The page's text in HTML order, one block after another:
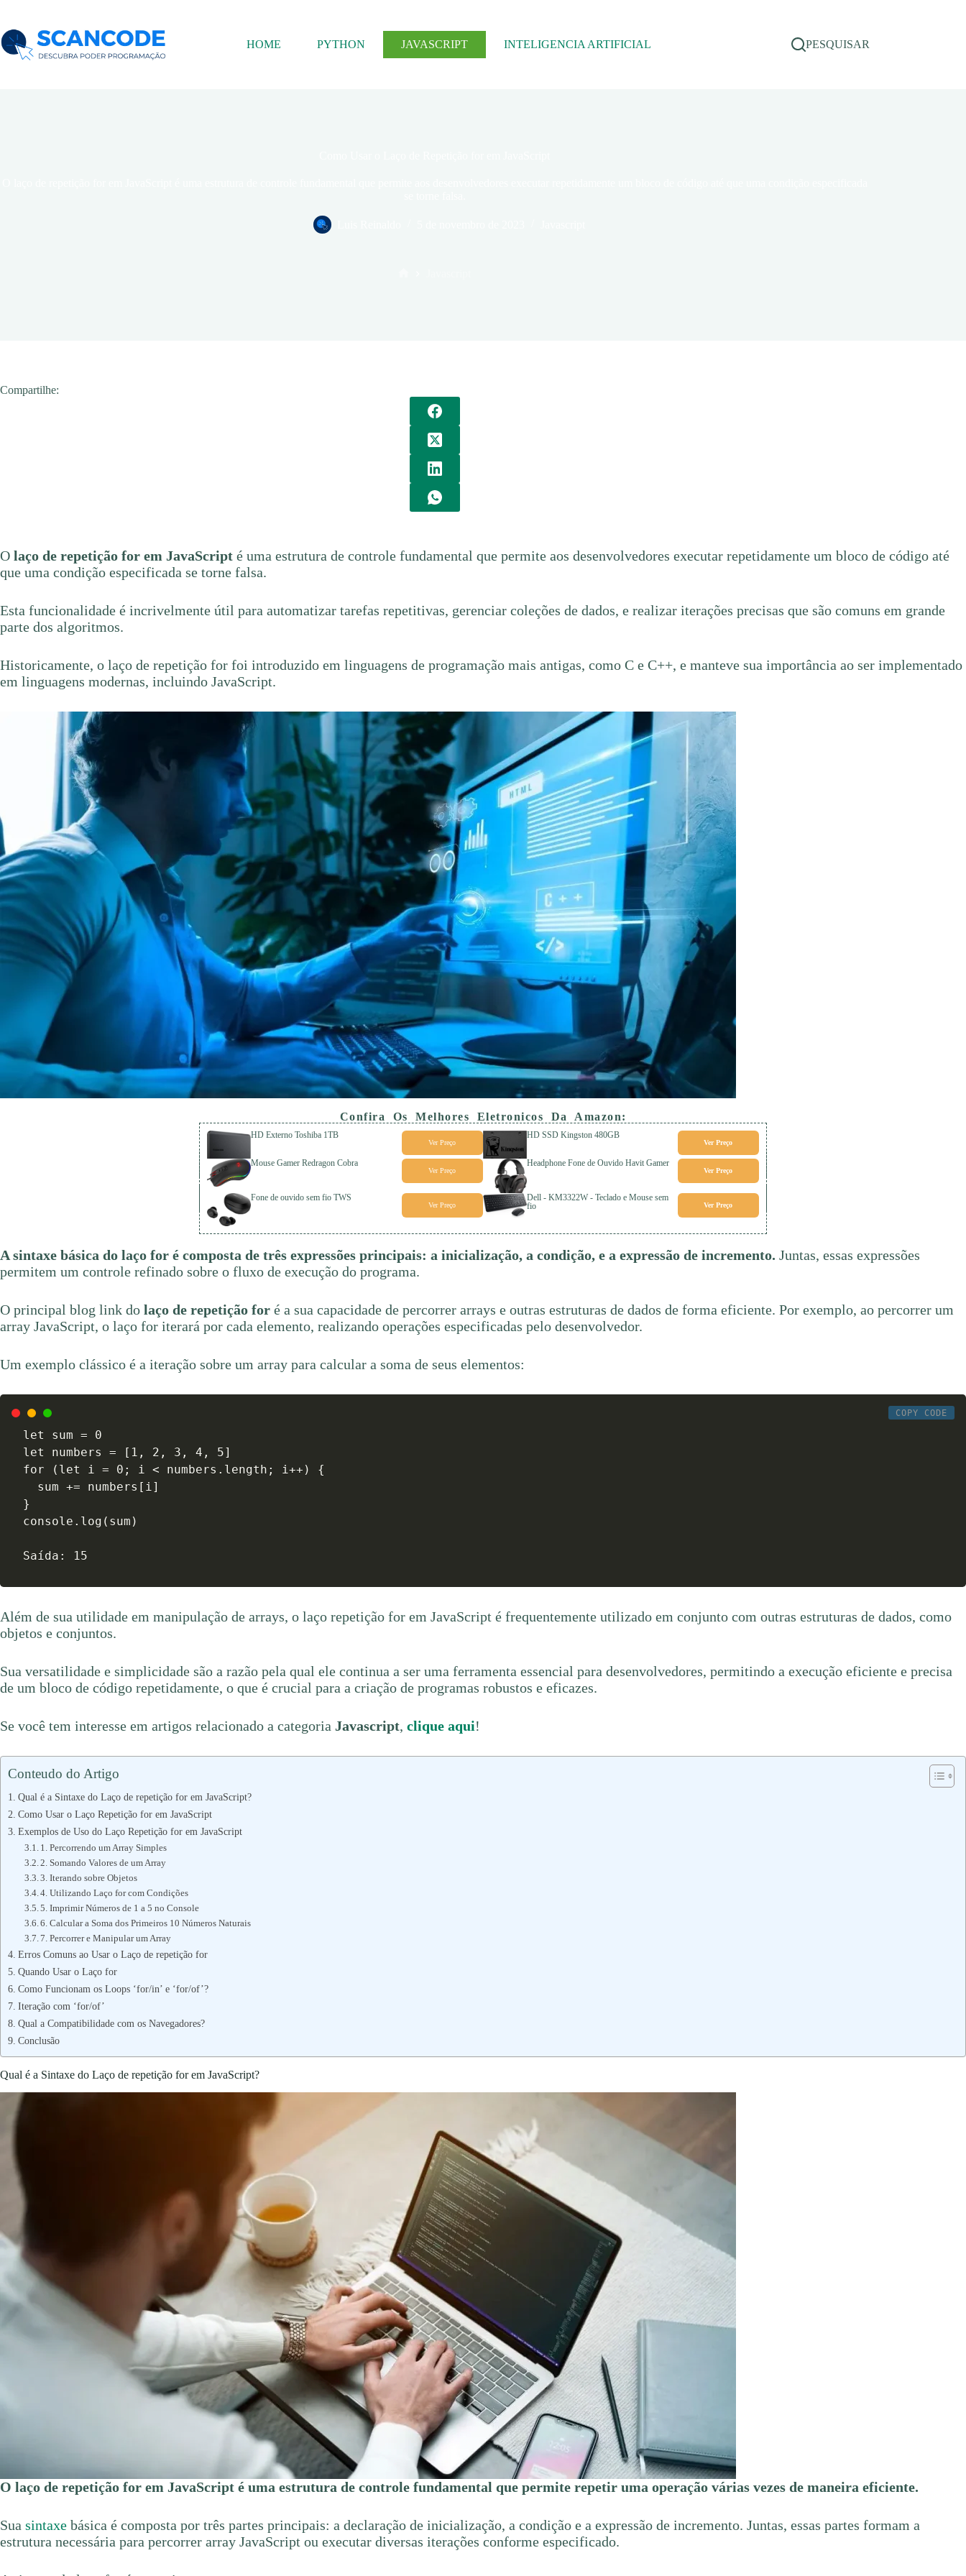
HOME PYTHON JAVASCRIPT INTELIGENCIA ARTIFICIAL PESQUISAR
Compartilhe:
O laço de repetição for em JavaScript é uma estrutura de controle fundamental que permite aos desenvolvedores executar repetidamente um bloco de código até
que uma condição especificada se torne falsa.
Esta funcionalidade é incrivelmente útil para automatizar tarefas repetitivas, gerenciar coleções de dados, e realizar iterações precisas que são comuns em grande
parte dos algoritmos.
Historicamente, o laço de repetição for foi introduzido em linguagens de programação mais antigas, como C e C++, e manteve sua importância ao ser implementado
em linguagens modernas, incluindo JavaScript.
Confira Os Melhores Eletronicos Da Amazon:
HD Externo Toshiba 1TB
Ver Preço
HD SSD Kingston 480GB
Ver Preço
Mouse Gamer Redragon Cobra
Ver Preço
Headphone Fone de Ouvido Havit Gamer
Ver Preço
Fone de ouvido sem fio TWS
Ver Preço
Dell - KM3322W - Teclado e Mouse sem
fio
Ver Preço
A sintaxe básica do laço for é composta de três expressões principais: a inicialização, a condição, e a expressão de incremento. Juntas, essas expressões
permitem um controle refinado sobre o fluxo de execução do programa.
O principal blog link do laço de repetição for é a sua capacidade de percorrer arrays e outras estruturas de dados de forma eficiente. Por exemplo, ao percorrer um
array JavaScript, o laço for iterará por cada elemento, realizando operações especificadas pelo desenvolvedor.
Um exemplo clássico é a iteração sobre um array para calcular a soma de seus elementos:
COPY CODE
let sum = 0
let numbers = [1, 2, 3, 4, 5]
for (let i = 0; i < numbers.length; i++) {
  sum += numbers[i]
}
console.log(sum)
Saída: 15
Além de sua utilidade em manipulação de arrays, o laço repetição for em JavaScript é frequentemente utilizado em conjunto com outras estruturas de dados, como
objetos e conjuntos.
Sua versatilidade e simplicidade são a razão pela qual ele continua a ser uma ferramenta essencial para desenvolvedores, permitindo a execução eficiente e precisa
de um bloco de código repetidamente, o que é crucial para a criação de programas robustos e eficazes.
Se você tem interesse em artigos relacionado a categoria Javascript, clique aqui!
Conteudo do Artigo
Qual é a Sintaxe do Laço de repetição for em JavaScript?
Como Usar o Laço Repetição for em JavaScript
Exemplos de Uso do Laço Repetição for em JavaScript
1. Percorrendo um Array Simples
2. Somando Valores de um Array
3. Iterando sobre Objetos
4. Utilizando Laço for com Condições
5. Imprimir Números de 1 a 5 no Console
6. Calcular a Soma dos Primeiros 10 Números Naturais
7. Percorrer e Manipular um Array
Erros Comuns ao Usar o Laço de repetição for
Quando Usar o Laço for
Como Funcionam os Loops ‘for/in’ e ‘for/of’?
Iteração com ‘for/of’
Qual a Compatibilidade com os Navegadores?
Conclusão
Qual é a Sintaxe do Laço de repetição for em JavaScript?
O laço de repetição for em JavaScript é uma estrutura de controle fundamental que permite repetir uma operação várias vezes de maneira eficiente.
Sua sintaxe básica é composta por três partes principais: a declaração de inicialização, a condição e a expressão de incremento. Juntas, essas partes formam a
estrutura necessária para percorrer array JavaScript ou executar diversas iterações conforme especificado.